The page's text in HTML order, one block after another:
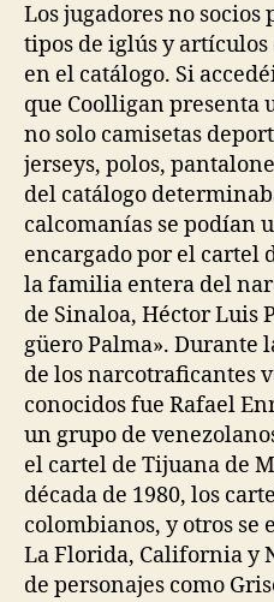
Los jugadores no
tipos de iglús y
en el catálogo. Si
que Coolligan presenta
no solo camisetas
jerseys, polos,
del catálogo
calcomanías se podían
encargado por el cartel
la familia entera del
de Sinaloa, Héctor Luis
güero Palma». Durante
de los narcotraficantes
conocidos fue Rafael
un grupo de
el cartel de Tijuana de
década de 1980, los
colombianos, y otros se
La Florida, California y
de personajes como